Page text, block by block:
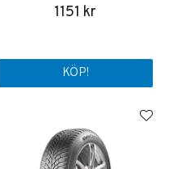
1151 kr
KÖP!